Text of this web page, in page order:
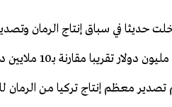
حديثا في سباق إنتاج الرمان
تصدير معظم إنتاج تركيا من الرمان